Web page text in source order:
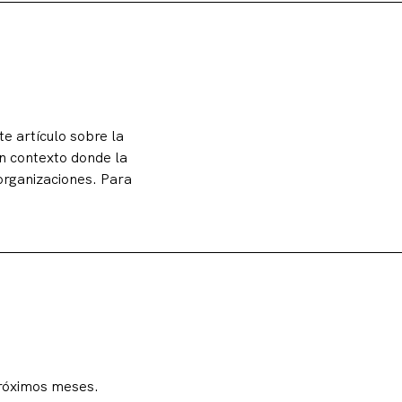
artículo sobre la
contexto donde la
Para
meses.